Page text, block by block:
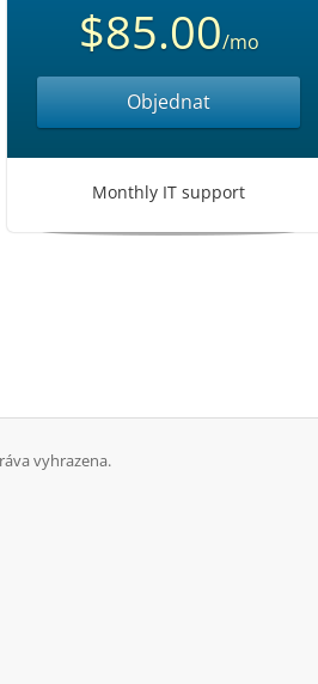
$85.00/mo
Objednat
Monthly IT support
vyhrazena.